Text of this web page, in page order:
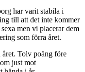
har varit stabila i
till att det inte kommer
men vi placerar dem
som förra året.
Tolv poäng före
just mot